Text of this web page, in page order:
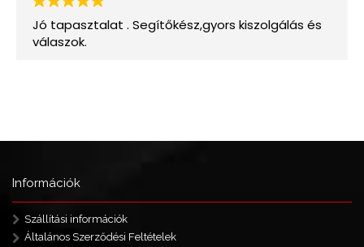
Információk
Szállítási információk
Általános Szerződési Feltételek